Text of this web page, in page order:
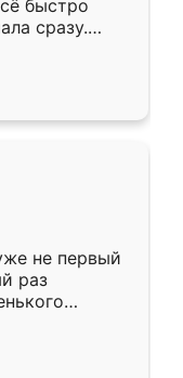
быстро
сразу.
подошёл к
Собрали
даже
не первый
раз
второй раз
очень